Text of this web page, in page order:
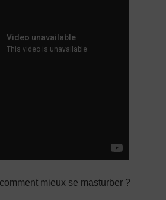
mieux se masturber ?